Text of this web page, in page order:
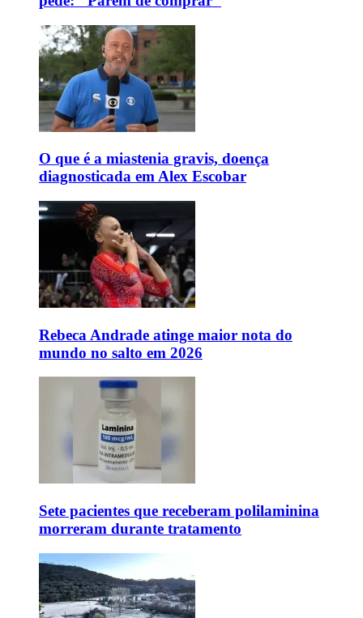
O que é a miastenia gravis, doença
diagnosticada em Alex Escobar
Rebeca Andrade atinge maior nota do
mundo no salto em 2026
Sete pacientes que receberam polilaminina
morreram durante tratamento